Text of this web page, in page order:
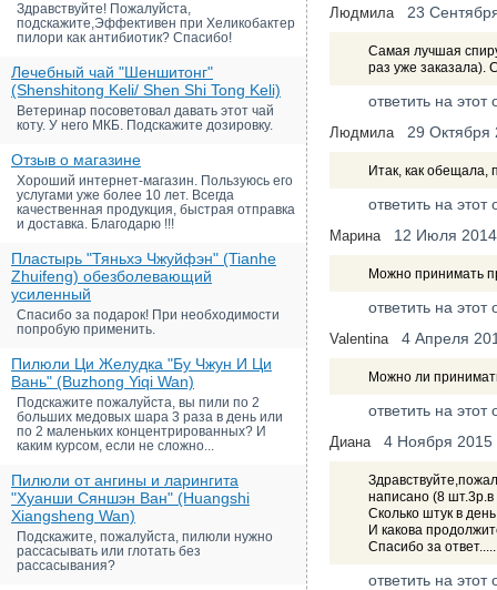
Здравствуйте! Пожалуйста,
подскажите,Эффективен при Хеликобактер
пилори как антибиотик? Спасибо!
Лечебный чай "Шеншитонг"
(Shenshitong Keli/ Shen Shi Tong Keli)
Ветеринар посоветовал давать этот чай
коту. У него МКБ. Подскажите дозировку.
Отзыв о магазине
Хороший интернет-магазин. Пользуюсь его
услугами уже более 10 лет. Всегда
качественная продукция, быстрая отправка
и доставка. Благодарю !!!
Пластырь "Тяньхэ Чжуйфэн" (Tianhe
Zhuifeng) обезболевающий
усиленный
Спасибо за подарок! При необходимости
попробую применить.
Пилюли Ци Желудка "Бу Чжун И Ци
Вань" (Buzhong Yiqi Wan)
Подскажите пожалуйста, вы пили по 2
больших медовых шара 3 раза в день или
по 2 маленьких концентрированных? И
каким курсом, если не сложно...
Пилюли от ангины и ларингита
"Хуанши Сяншэн Ван" (Huangshi
Xiangsheng Wan)
Подскажите, пожалуйста, пилюли нужно
рассасывать или глотать без
рассасывания?
Людмила 23
Самая лучшая
раз уже заказала).
ответить на этот
Людмила 29 Октября
Итак, как обещала,
ответить на этот
Марина 12 Июля 2014
Можно принимать
ответить на этот
Valentina 4 Апреля
Можно ли
ответить на этот
Диана 4 Ноября 2015
написано (8 шт.3р.в
Сколько штук в
И какова
Спасибо за
ответить на этот